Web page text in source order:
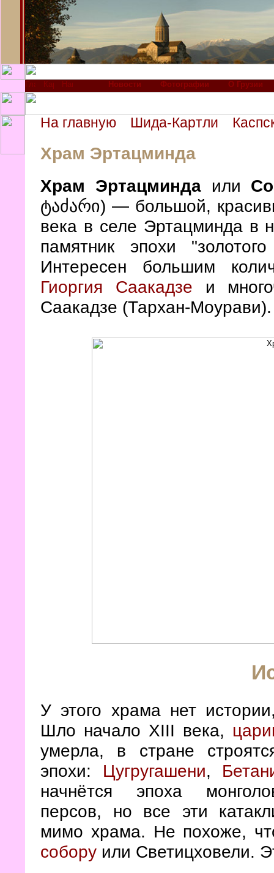
Новости Фотографии О Грузии
На главную Шида-Картли
Храм Эртацминда
Храм Эртацминдаили
ტაძარი) — большой,
века в селе Эртацминда в
памятник эпохи
Интересен большим
Гиоргия Саакадзе и
Саакадзе (Тархан-Моурави).
У этого храма нет
Шло начало XIII века,
умерла, в стране
эпохи: Цугругашени,
начнётся эпоха
персов, но все эти
мимо храма. Не похоже,
собору или Светицховели.